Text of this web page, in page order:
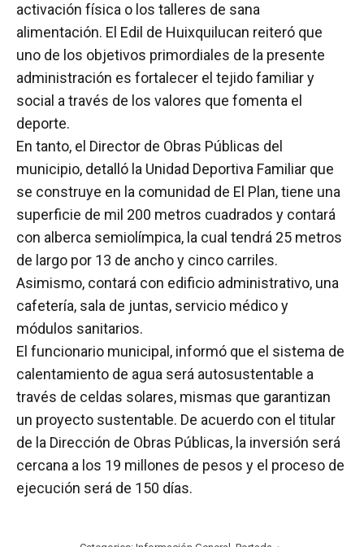
activación física o los talleres de sana
alimentación. El Edil de Huixquilucan reiteró que
uno de los objetivos primordiales de la presente
administración es fortalecer el tejido familiar y
social a través de los valores que fomenta el
deporte.
En tanto, el Director de Obras Públicas del
municipio, detalló la Unidad Deportiva Familiar que
se construye en la comunidad de El Plan, tiene una
superficie de mil 200 metros cuadrados y contará
con alberca semiolímpica, la cual tendrá 25 metros
de largo por 13 de ancho y cinco carriles.
Asimismo, contará con edificio administrativo, una
cafetería, sala de juntas, servicio médico y
módulos sanitarios.
El funcionario municipal, informó que el sistema de
calentamiento de agua será autosustentable a
través de celdas solares, mismas que garantizan
un proyecto sustentable. De acuerdo con el titular
de la Dirección de Obras Públicas, la inversión será
cercana a los 19 millones de pesos y el proceso de
ejecución será de 150 días.